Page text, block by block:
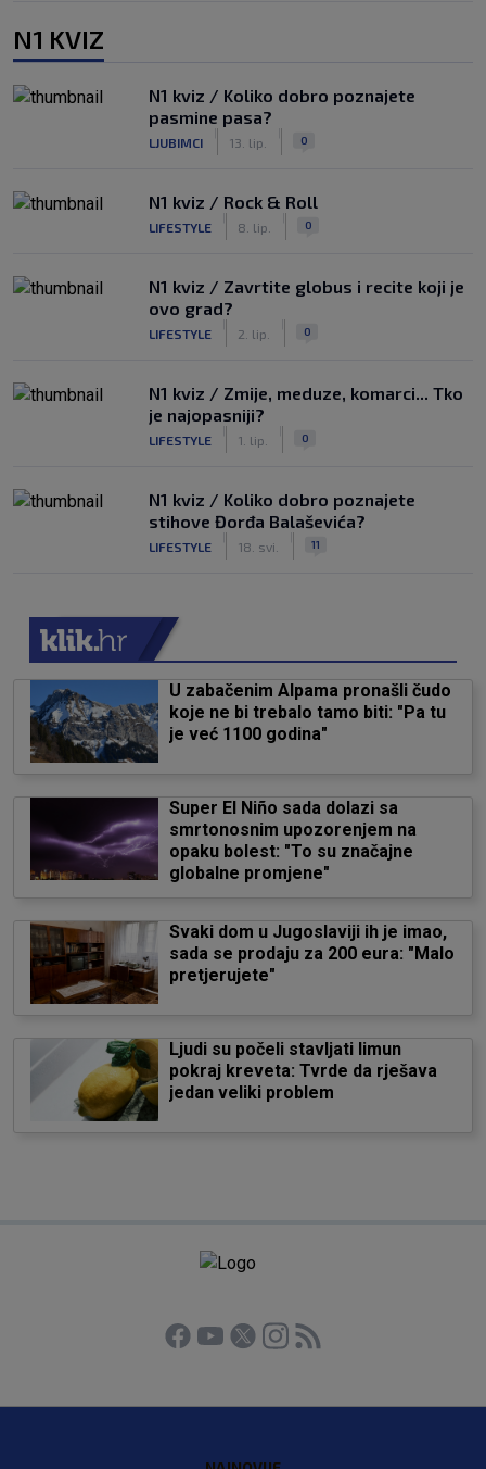
N1 KVIZ
N1 kviz / Koliko dobro poznajete
pasmine pasa?
LJUBIMCI 13. lip. 0
N1 kviz / Rock & Roll
LIFESTYLE 8. lip. 0
N1 kviz / Zavrtite globus i recite koji je
ovo grad?
LIFESTYLE 2. lip. 0
N1 kviz / Zmije, meduze, komarci... Tko
je najopasniji?
LIFESTYLE 1. lip. 0
N1 kviz / Koliko dobro poznajete
stihove Đorđa Balaševića?
LIFESTYLE 18. svi. 11
U zabačenim Alpama pronašli čudo
koje ne bi trebalo tamo biti: "Pa tu
je već 1100 godina"
Super El Niño sada dolazi sa
smrtonosnim upozorenjem na
opaku bolest: "To su značajne
globalne promjene"
Svaki dom u Jugoslaviji ih je imao,
sada se prodaju za 200 eura: "Malo
pretjerujete"
Ljudi su počeli stavljati limun
pokraj kreveta: Tvrde da rješava
jedan veliki problem